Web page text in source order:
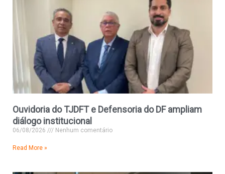
Ouvidoria do TJDFT e Defensoria do DF ampliam
diálogo institucional
06/08/2026 Nenhum comentário
Read More »